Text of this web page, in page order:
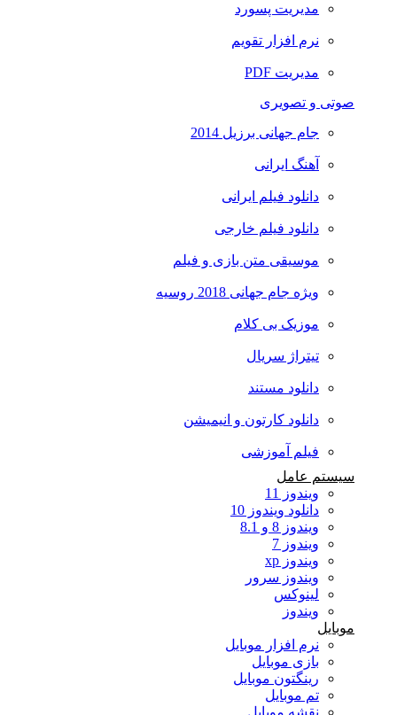
مدیریت پسورد
نرم افزار تقویم
مدیریت PDF
صوتی و تصویری
جام جهانی برزیل 2014
آهنگ ایرانی
دانلود فیلم ایرانی
دانلود فیلم خارجی
موسیقی متن بازی و فیلم
ویژه جام جهانی 2018 روسیه
موزیک بی کلام
تیتراژ سریال
دانلود مستند
دانلود کارتون و انیمیشن
فیلم آموزشی
سیستم عامل
ویندوز 11
دانلود ویندوز 10
ویندوز 8 و 8.1
ویندوز 7
ویندوز xp
ویندوز سرور
لینوکس
ویندوز
موبایل
نرم افزار موبایل
بازی موبایل
رینگتون موبایل
تم موبایل
نقشه موبایل